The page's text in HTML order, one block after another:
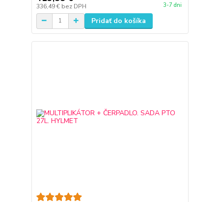
336,49 € bez DPH 3-7 dni
Pridať do košíka